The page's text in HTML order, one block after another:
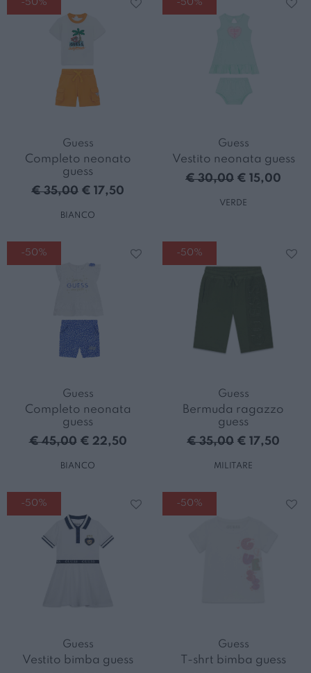
-50%
Guess
Completo neonato
guess
€ 35,00 € 17,50
BIANCO
-50%
Guess
Vestito neonata guess
€ 30,00 € 15,00
VERDE
-50%
Guess
Completo neonata
guess
€ 45,00 € 22,50
BIANCO
-50%
Guess
Bermuda ragazzo
guess
€ 35,00 € 17,50
MILITARE
-50%
Guess
Vestito bimba guess
-50%
Guess
T-shrt bimba guess